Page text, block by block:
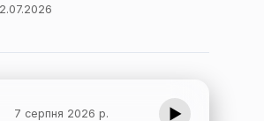
7 серпня 2026 р. ▶